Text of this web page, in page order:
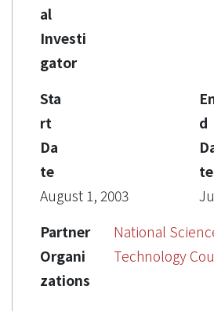
al
Investi
gator
Sta
rt
Da
te
August 1, 2003
d
te
Partner
Organi
zations
National
Technology